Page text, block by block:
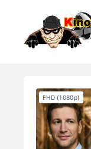
FHD (1080p)